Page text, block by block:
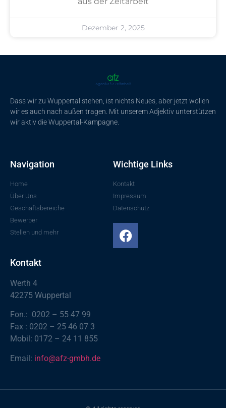
Dezember 2, 2025
Dass wir zu Wuppertal stehen, ist nichts Neues, aber jetzt wollen
wir es auch nach außen tragen. Mit unserem Adjektiv unterstützen
wir aktiv die Wuppertal-Kampagne.
Navigation
Home
Über Uns
Geschäftsbereiche
Bewerber
Stellen und mehr
Wichtige Links
Kontakt
Impressum
Datenschutz
Kontakt
Werth 4
42275 Wuppertal
Fon.: 0202 – 55 47 99
Fax : 0202 – 25 46 07 3
Mobil: 0172 – 24 11 855
Email: info@afz-gmbh.de